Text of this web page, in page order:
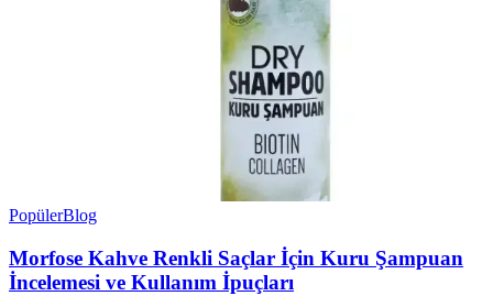
PopülerBlog
Morfose Kahve Renkli Saçlar İçin Kuru Şampuan
İncelemesi ve Kullanım İpuçları